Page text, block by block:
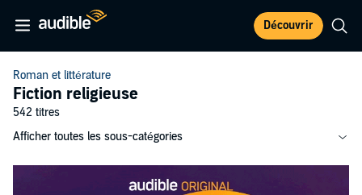
Découvrir
Roman et littérature
Fiction religieuse
542 titres
Afficher toutes les sous-catégories